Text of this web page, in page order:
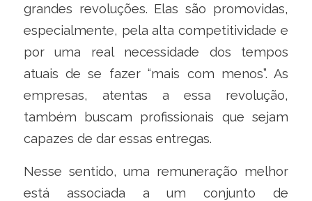
grandes revoluções. Elas são promovidas,
especialmente, pela alta competitividade e
por uma real necessidade dos tempos
atuais de se fazer “mais com menos”. As
empresas, atentas a essa revolução,
também buscam profissionais que sejam
capazes de dar essas entregas.
Nesse sentido, uma remuneração melhor
está associada a um conjunto de